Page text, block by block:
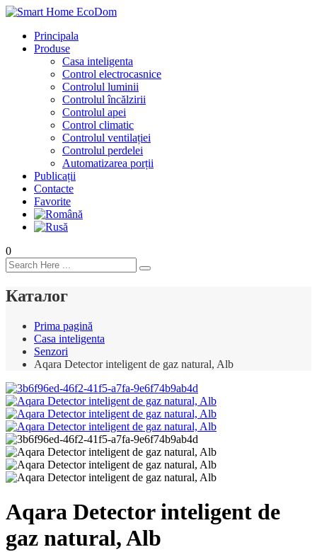
Principala
Produse
Casa inteligenta
Control electrocasnice
Controlul luminii
Controlul încălzirii
Controlul apei
Control climatic
Controlul ventilației
Сontrolul perdelei
Automatizarea porții
Publicații
Contacte
Favorite
0
Каталог
Prima pagină
Casa inteligenta
Senzori
Aqara Detector inteligent de gaz natural, Alb
Aqara Detector inteligent de
gaz natural, Alb